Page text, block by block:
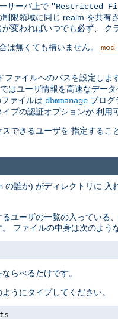
サーバ上で "Restricted
限領域に同じ realm を共
変わればいつでも必ず、 ク
は無くても構いません。
ファイルへのパスを設定し
ユーザ情報を高速なデー
ァイルは dbmmanage プログ
プの認証オプションが 利用
できるユーザを 指定する
の誰か) がディレクトリに 入
ユーザの一覧の入ってい
ファイルの中身は次のよう
らべるだけです。
うにタイプしてください。